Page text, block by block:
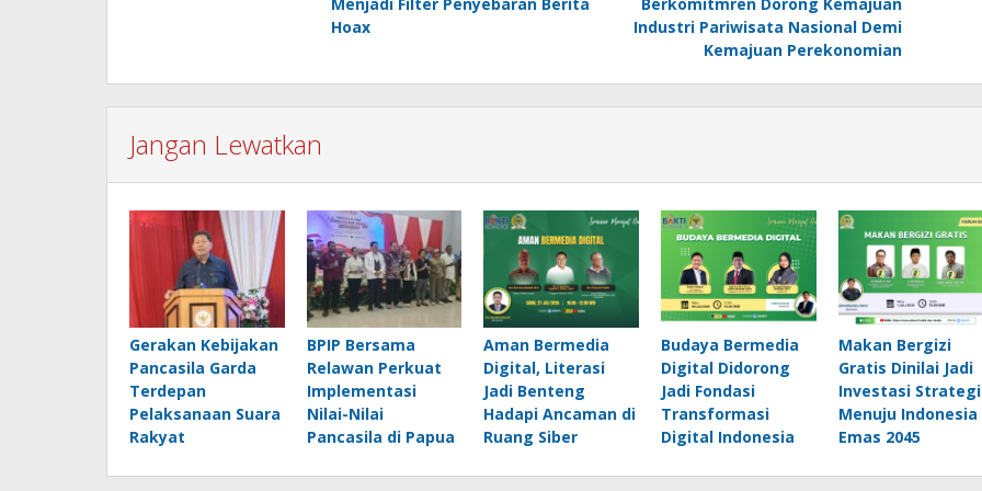
Menjadi Filter Penyebaran Berita
Hoax
Berkomitmren Dorong Kemajuan
Industri Pariwisata Nasional Demi
Kemajuan Perekonomian
Jangan Lewatkan
Gerakan Kebijakan
Pancasila Garda
Terdepan
Pelaksanaan Suara
Rakyat
BPIP Bersama
Relawan Perkuat
Implementasi
Nilai-Nilai
Pancasila di Papua
Aman Bermedia
Digital, Literasi
Jadi Benteng
Hadapi Ancaman di
Ruang Siber
Budaya Bermedia
Digital Didorong
Jadi Fondasi
Transformasi
Digital Indonesia
Makan Bergizi
Gratis Dinilai Jadi
Investasi
Menuju Indonesia
Emas 2045